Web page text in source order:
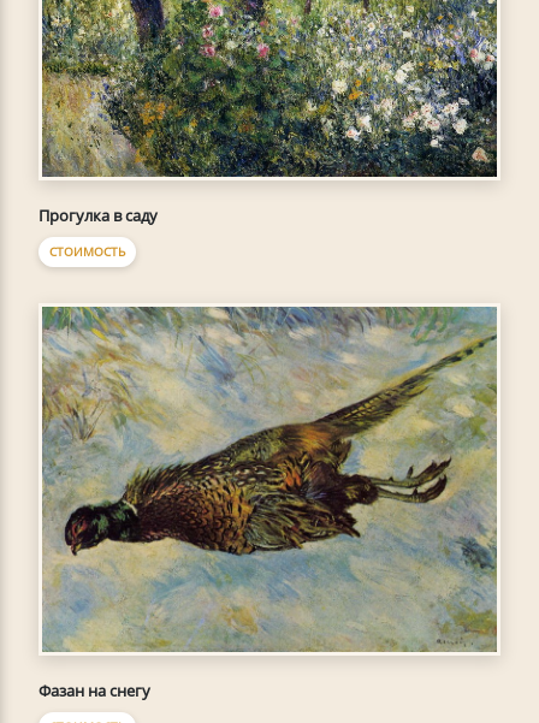
Прогулка в саду
СТОИМОСТЬ
Фазан на снегу